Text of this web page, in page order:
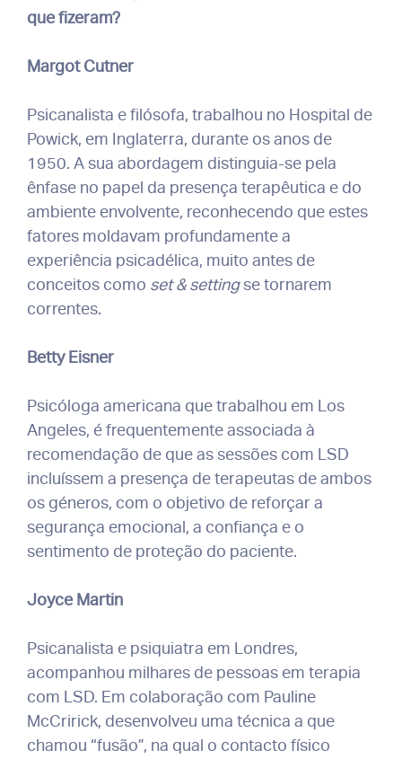
que fizeram?
Margot Cutner
Psicanalista e filósofa, trabalhou no Hospital de
Powick, em Inglaterra, durante os anos de
1950. A sua abordagem distinguia-se pela
ênfase no papel da presença terapêutica e do
ambiente envolvente, reconhecendo que estes
fatores moldavam profundamente a
experiência psicadélica, muito antes de
conceitos como set & settingse tornarem
correntes.
Betty Eisner
Psicóloga americana que trabalhou em Los
Angeles, é frequentemente associada à
recomendação de que as sessões com LSD
incluíssem a presença de terapeutas de ambos
os géneros, com o objetivo de reforçar a
segurança emocional, a confiança e o
sentimento de proteção do paciente.
Joyce Martin
Psicanalista e psiquiatra em Londres,
acompanhou milhares de pessoas em terapia
com LSD. Em colaboração com Pauline
McCririck, desenvolveu uma técnica a que
chamou “fusão”, na qual o contacto físico